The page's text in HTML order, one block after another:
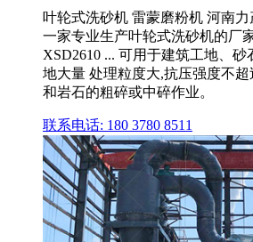
叶轮式洗砂机 雷蒙磨粉机 河南
一家专业生产叶轮式洗砂机的厂
XSD2610 ... 可用于建筑工地、
地大量 处理粒度大,抗压强度不超
和岩石的粗碎或中碎作业。
联系电话: 180 3780 8511